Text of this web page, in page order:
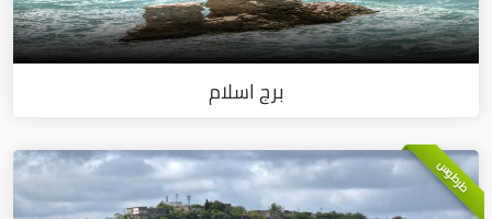
برج اسلام
طرطوس